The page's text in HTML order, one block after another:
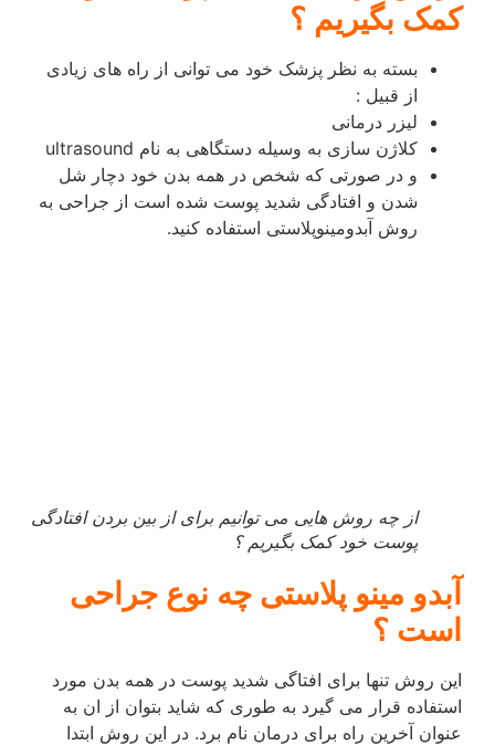
کمک بگیریم ؟
بسته به نظر پزشک خود می توانی از راه های زیادی
از قبیل :
لیزر درمانی
کلاژن سازی به وسیله دستگاهی به نام ultrasound
و در صورتی که شخص در همه بدن خود دچار شل
شدن و افتادگی شدید پوست شده است از جراحی به
روش آبدومینوپلاستی استفاده کنید.
از چه روش هایی می توانیم برای از بین بردن افتادگی
پوست خود کمک بگیریم ؟
آبدو مینو پلاستی چه نوع جراحی
است ؟
این روش تنها برای افتاگی شدید پوست در همه بدن مورد
استفاده قرار می گیرد به طوری که شاید بتوان از ان به
عنوان آخرین راه برای درمان نام برد. در این روش ابتدا